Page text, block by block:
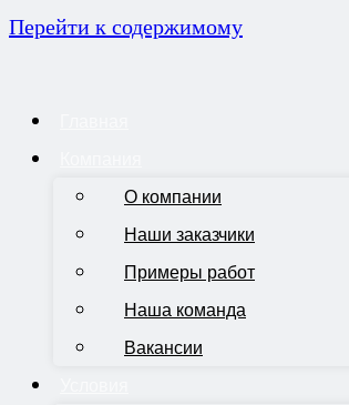
Перейти к содержимому
О компании
Наши заказчики
Примеры работ
Наша команда
Вакансии